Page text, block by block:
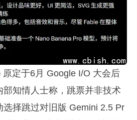
原定于6月 Google I/O 大会后
知情人士称，跳票并非技术
择跳过对旧版 Gemini 2.5 Pr